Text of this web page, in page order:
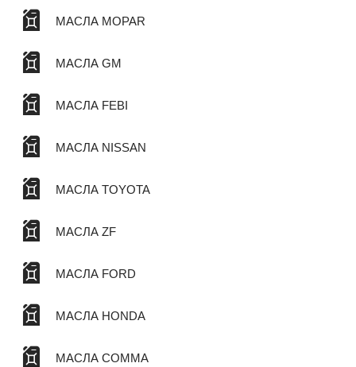
МАСЛА MOPAR
МАСЛА GM
МАСЛА FEBI
МАСЛА NISSAN
МАСЛА TOYOTA
МАСЛА ZF
МАСЛА FORD
МАСЛА HONDA
МАСЛА COMMA